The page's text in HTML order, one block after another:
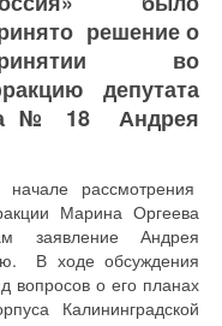
решение о
во
депутата
№ 18 Андрея
рассмотрения
Марина Оргеева
заявление Андрея
В ходе обсуждения
вопросов о его планах
Калининградской